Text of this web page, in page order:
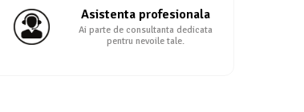
Asistenta profesionala
Ai parte de consultanta dedicata
pentru nevoile tale.